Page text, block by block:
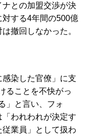
との加盟交渉が決
する4年間の500億
撤回しなかった。
染した官僚」に支
ることを不快がっ
」と言い、フォ
われわれが決定す
業員」として扱わ